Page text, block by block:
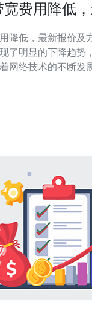
费用降低
，最新报价及方案一览
了明显的下降趋势
网络技术的不断发
港国际带宽费用的